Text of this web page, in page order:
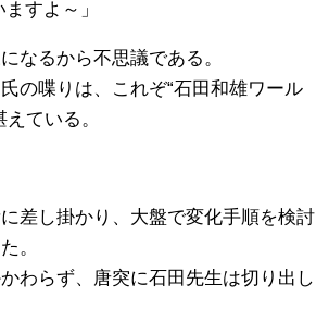
すよ～」
なるから不思議である。
の喋りは、これぞ“石田和雄ワール
ている。
差し掛かり、大盤で変化手順を検討
。
わらず、唐突に石田先生は切り出し